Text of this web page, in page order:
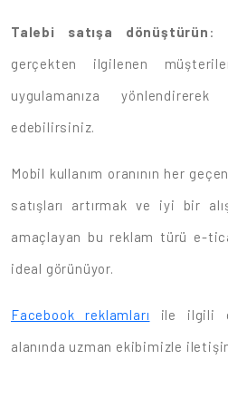
Talebi satışa dönüştürün :
gerçekten ilgilenen
uygulamanıza
edebilirsiniz.
Mobil kullanım oranının her
satışları artırmak ve iyi bir
amaçlayan bu reklam türü e-
ideal görünüyor.
Facebook reklamları ile ilgili
alanında uzman ekibimizle